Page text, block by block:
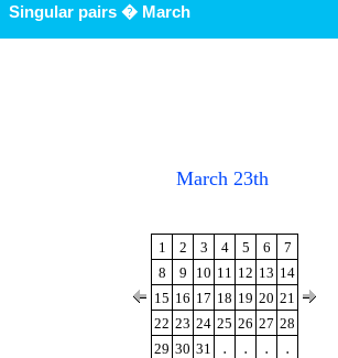
Singular pairs � March
March 23th
1 2 3 4 5 6
7
8
9 10 11 12 13 14
15 16 17 18 19 20 21
22 23 24 25 26 27 28
29 30 31 . . . .